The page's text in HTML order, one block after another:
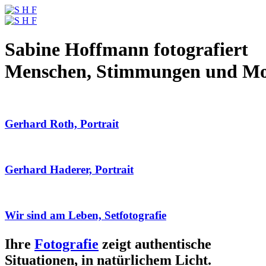
Sabine Hoffmann fotografiert
Menschen, Stimmungen und
Gerhard Roth, Portrait
Gerhard Haderer, Portrait
Wir sind am Leben, Setfotografie
Ihre Fotografie zeigt authentische
Situationen, in natürlichem Licht.